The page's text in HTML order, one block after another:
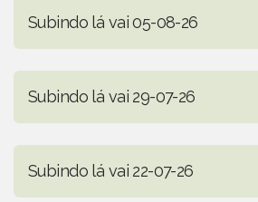
Subindo lá vai 05-08-26
Subindo lá vai 29-07-26
Subindo lá vai 22-07-26